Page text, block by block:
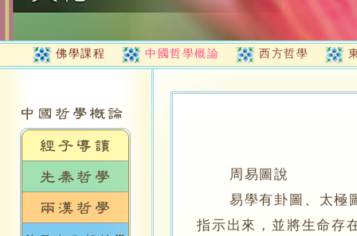
佛學課程 中國哲學概論 西方哲學
周易圖說
易學有卦圖、太極圖
指示出來，並將生命存